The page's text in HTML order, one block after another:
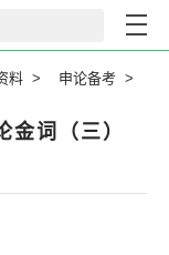
料 申论备考
词（三）